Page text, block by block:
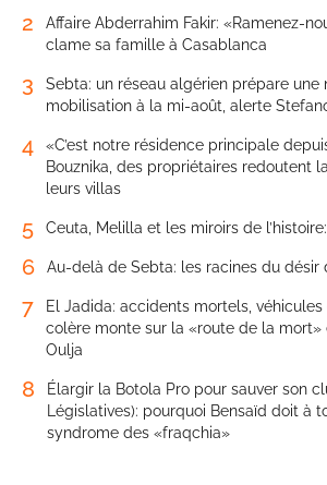
2
Affaire Abderrahim Fakir: «Ramenez-
clame sa famille à Casablanca
3
Sebta: un réseau algérien prépare une
mobilisation à la mi-août, alerte
4
«C’est notre résidence principale
Bouznika, des propriétaires redoutent
leurs villas
5 Ceuta, Melilla et les miroirs de
6 Au-delà de Sebta: les racines du désir
7
El Jadida: accidents mortels,
colère monte sur la «route de la mort»
Oulja
8
Élargir la Botola Pro pour sauver son
Législatives): pourquoi Bensaïd doit à
syndrome des «fraqchia»